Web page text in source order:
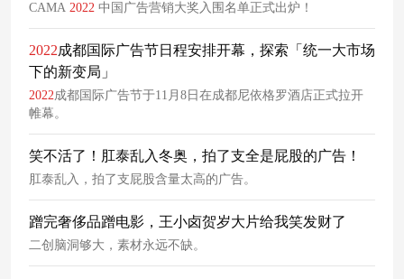
CAMA 2022 中国广告营销大奖入围名单正式出炉！
2022成都国际广告节日程安排开幕，探索「统一大市场
下的新变局」
2022成都国际广告节于11月8日在成都尼依格罗酒店正式拉开
帷幕。
笑不活了！肛泰乱入冬奥，拍了支全是屁股的广告！
肛泰乱入，拍了支屁股含量太高的广告。
蹭完奢侈品蹭电影，王小卤贺岁大片给我笑发财了
二创脑洞够大，素材永远不缺。